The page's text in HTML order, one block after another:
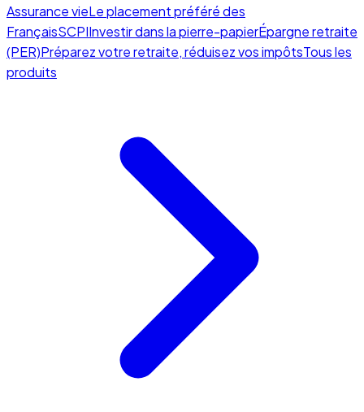
Assurance vieLe placement préféré des
FrançaisSCPIInvestir dans la pierre-papierÉpargne retraite
(PER)Préparez votre retraite, réduisez vos impôtsTous les
produits